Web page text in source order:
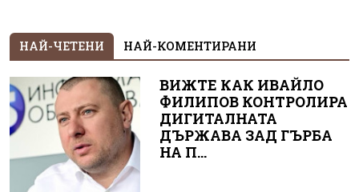
НАЙ-ЧЕТЕНИ НАЙ-КОМЕНТИРАНИ
ВИЖТЕ КАК ИВАЙЛО
ФИЛИПОВ КОНТРОЛИРА
ДИГИТАЛНАТА
ДЪРЖАВА ЗАД ГЪРБА
НА П...